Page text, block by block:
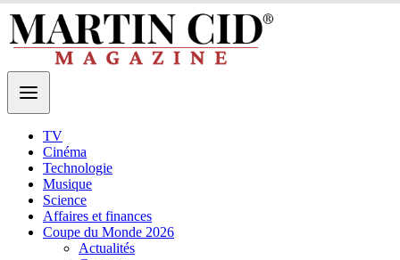
TV
Cinéma
Technologie
Musique
Science
Affaires et finances
Coupe du Monde 2026
Actualités